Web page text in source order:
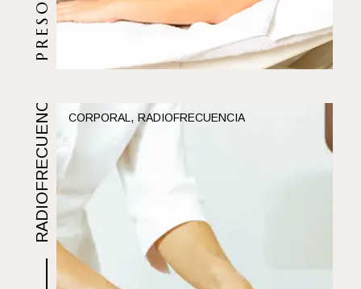
CORPORAL RADIOFRECUENCIA
RADIOFRECUENCIA CORPORAL